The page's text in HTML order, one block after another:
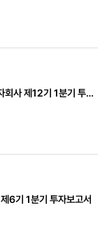
회사 제12기 1분기 투자
6기 1분기 투자보고서